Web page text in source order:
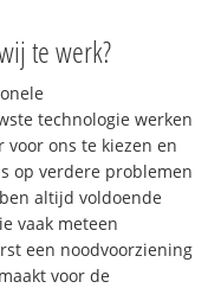
te werk?
technologie werken
ons te kiezen en
op verdere problemen
altijd voldoende
vaak meteen
een noodvoorziening
voor de